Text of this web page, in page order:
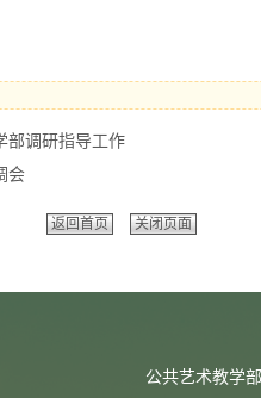
部调研指导工作
会
返回首页 关闭页面
公共艺术教学